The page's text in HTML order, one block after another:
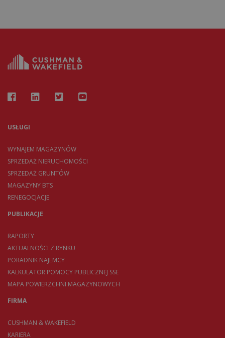
USŁUGI
WYNAJEM MAGAZYNÓW
SPRZEDAŻ NIERUCHOMOŚCI
SPRZEDAŻ GRUNTÓW
MAGAZYNY BTS
RENEGOCJACJE
PUBLIKACJE
RAPORTY
AKTUALNOŚCI Z RYNKU
PORADNIK NAJEMCY
KALKULATOR POMOCY PUBLICZNEJ SSE
MAPA POWIERZCHNI MAGAZYNOWYCH
FIRMA
CUSHMAN & WAKEFIELD
KARIERA